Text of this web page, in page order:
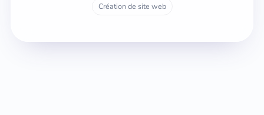
Création de site web